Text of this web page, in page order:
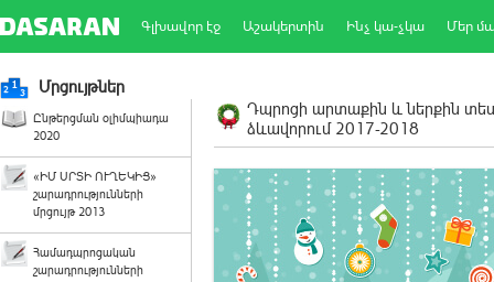
Գլխավոր էջ Աշակերտին Ինչ կա-չկա Մեր
Մրցույթներ
Ընթերցման օլիմպիադա
2020
«ԻՄ ՍՐՏԻ ՈՒՂԵԿԻՑ»
շարադրությունների
մրցույթ 2013
Համադպրոցական
շարադրությունների
Դպրոցի արտաքին և ներքին
ձևավորում 2017-2018